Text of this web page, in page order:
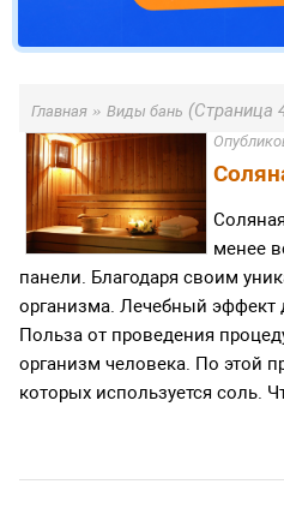
Главная » Виды бань (Страница
менее
панели. Благодаря своим
организма. Лечебный эффект
Польза от проведения
организм человека. По этой
которых используется соль.